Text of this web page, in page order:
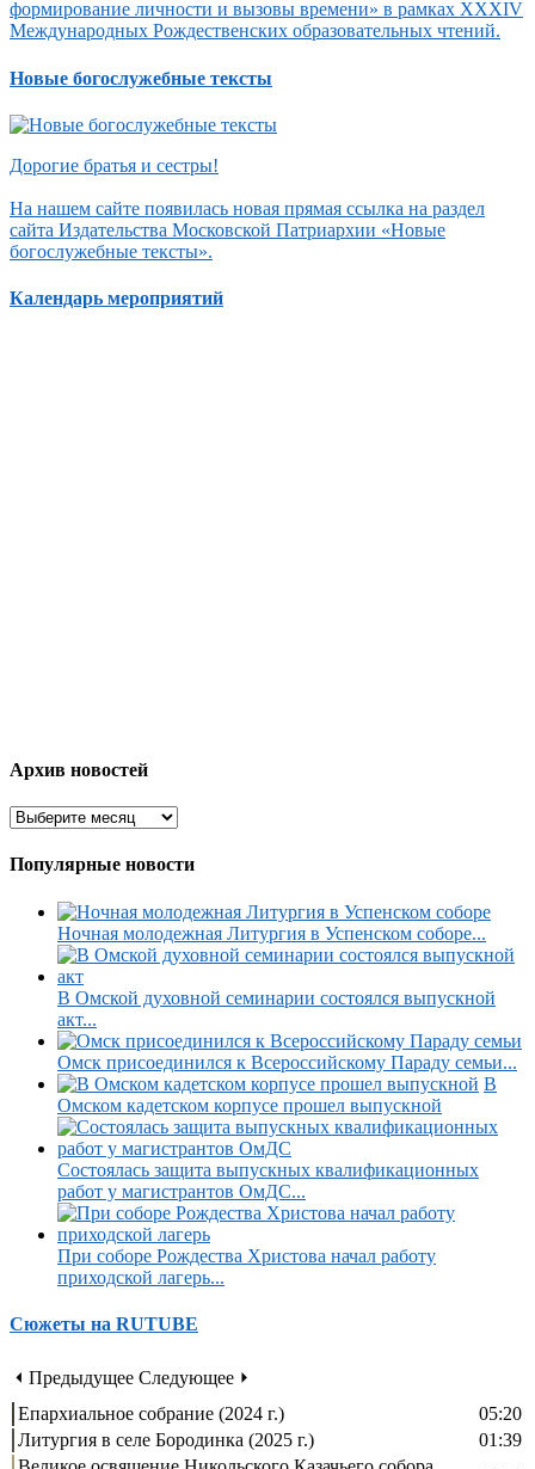
формирование личности и вызовы времени» в рамках XXXIV
Международных Рождественских образовательных чтений.
Новые богослужебные тексты
Дорогие братья и сестры!
На нашем сайте появилась новая прямая ссылка на раздел
сайта Издательства Московской Патриархии «Новые
богослужебные тексты».
Календарь мероприятий
Архив новостей
Популярные новости
Ночная молодежная Литургия в Успенском соборе...
В Омской духовной семинарии состоялся выпускной
акт...
Омск присоединился к Всероссийскому Параду семьи...
В
Омском кадетском корпусе прошел выпускной
Состоялась защита выпускных квалификационных
работ у магистрантов ОмДС...
При соборе Рождества Христова начал работу
приходской лагерь...
Сюжеты на RUTUBE
⏴ Предыдущее Следующее ⏵
Епархиальное собрание (2024 г.)
05:20
Литургия в селе Бородинка (2025 г.)
01:39